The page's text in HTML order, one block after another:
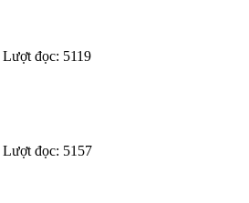
Lượt đọc: 5119
Lượt đọc: 5157